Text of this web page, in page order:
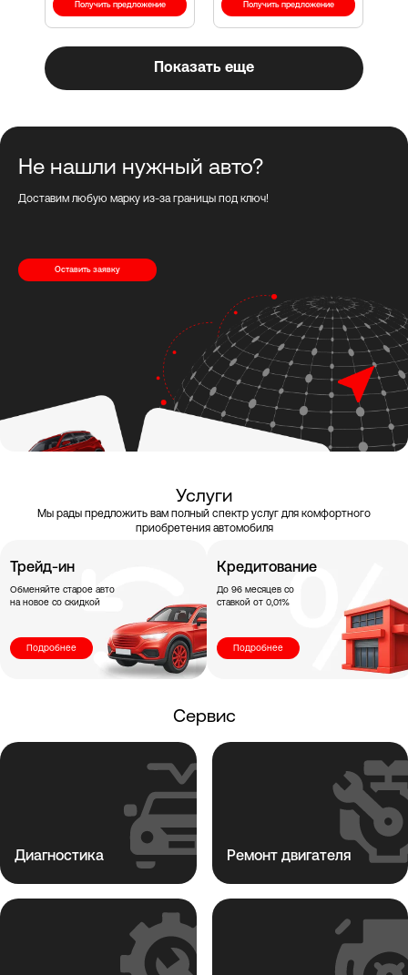
Получить предложение Получить предложение
Показать еще
Не нашли нужный авто?
Доставим любую марку из-за границы под ключ!
Оставить заявку
Услуги
Мы рады предложить вам полный спектр услуг для комфортного
приобретения автомобиля
Трейд-ин
Обменяйте старое авто
на новое со скидкой
Подробнее
Кредитование
До 96 месяцев со
ставкой от 0,01%
Подробнее
Сервис
Диагностика Ремонт двигателя